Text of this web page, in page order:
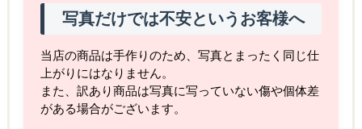
写真だけでは不安というお客様へ
当店の商品は手作りのため、写真とまったく同じ仕
上がりにはなりません。
また、訳あり商品は写真に写っていない傷や個体差
がある場合がございます。